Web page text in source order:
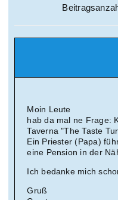
Moin Leute
hab da mal ne Frage:
Taverna "The Taste
Ein Priester (Papa)
eine Pension in der
Ich bedanke mich
Gruß